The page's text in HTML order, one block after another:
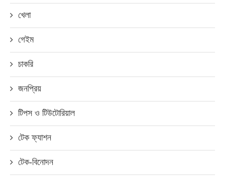
খেলা
গেইম
চাকরি
জনপ্রিয়
টিপস ও টিউটোরিয়াল
টেক ফ্যাশন
টেক-বিনোদন